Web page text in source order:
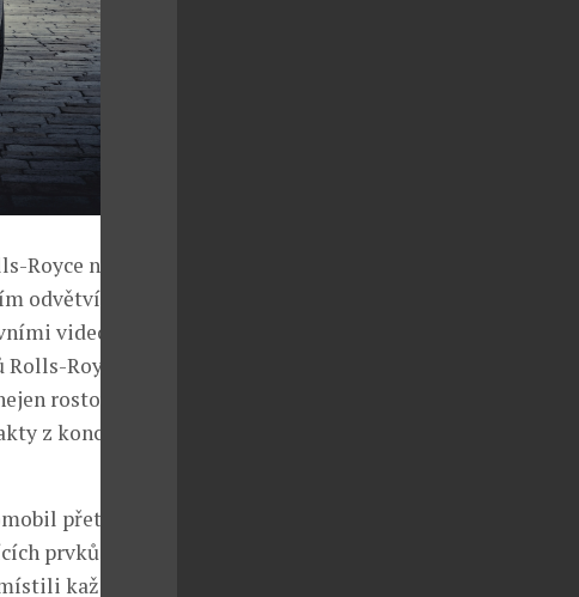
Royce na míru,
odvětvím v
videohrami,
Royce se na
rostoucí
z konce 70. a
přetváří
prvků
každý